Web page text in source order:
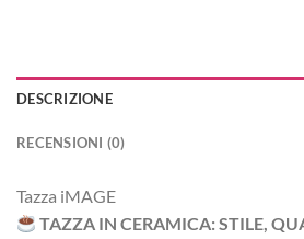
DESCRIZIONE
RECENSIONI (0)
Tazza iMAGE
TAZZA IN CERAMICA: STILE,